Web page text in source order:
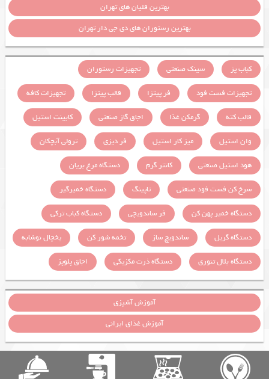
بهترین قلیان های تهران
بهترین رستوران های دی جی دار تهران
کباب پز سینک صنعتی
تجهیزات رستوران
تجهیزات فست فود
فر پیتزا قالب پیتزا
تجهیزات کافه
قالب کته
گرمکن غذا اجاق گاز صنعتی
کابینت استیل
وان استیل
میز کار استیل فر دیزی
ترولی آبچکان
هود استیل صنعتی
کانتر گرم
دستگاه مرغ بریان
سرخ کن فست فود صنعتی
تاپینگ
دستگاه خمیرگیر
دستگاه خمیر پهن کن
فر ساندویچی
دستگاه کباب ترکی
دستگاه گریل
ساندویچ ساز تخمه شور کن
یخچال نوشابه
دستگاه بلال تنوری
دستگاه ذرت مکزیکی اجاق پلوپز
آموزش آشپزی
آموزش غذای ایرانی